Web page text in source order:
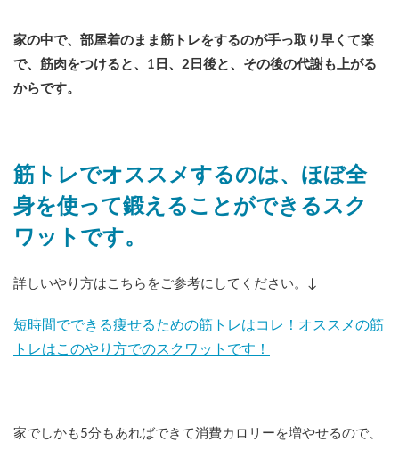
家の中で、部屋着のまま筋トレをするのが手っ取り早くて楽
で、筋肉をつけると、1日、2日後と、その後の代謝も上がる
からです。
筋トレでオススメするのは、ほぼ全
身を使って鍛えることができるスク
ワットです。
詳しいやり方はこちらをご参考にしてください。↓
短時間でできる痩せるための筋トレはコレ！オススメの筋
トレはこのやり方でのスクワットです！
家でしかも5分もあればできて消費カロリーを増やせるので、